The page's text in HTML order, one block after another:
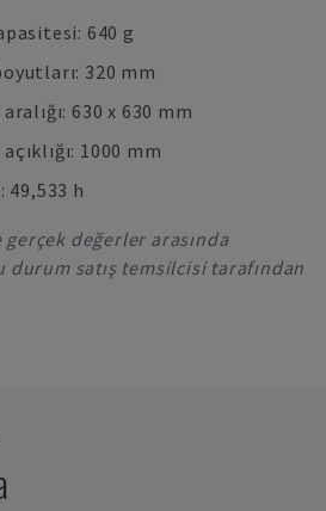
640 g
320 mm
630 x 630 mm
1000 mm
49,533 h
değerler arasında
satış temsilcisi tarafından